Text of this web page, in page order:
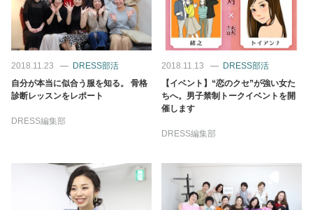
2018.11.23
DRESS部活
自分が本当に似合う服を知る。 骨格
診断レッスンをレポート
DRESS編集部
2018.11.13
DRESS部活
【イベント】“恋のクセ”が強い女た
ちへ。男子禁制トークイベントを開
催します
DRESS編集部